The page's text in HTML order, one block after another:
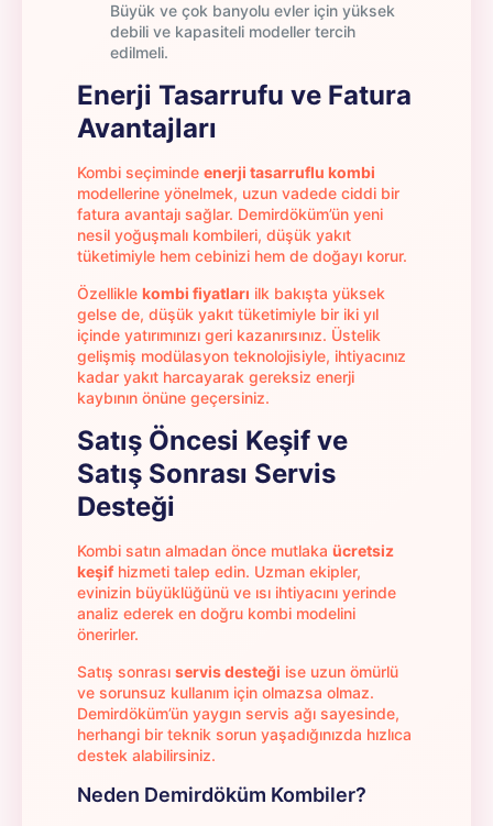
Büyük ve çok banyolu evler için yüksek
debili ve kapasiteli modeller tercih
edilmeli.
Enerji Tasarrufu ve Fatura
Avantajları
Kombi seçiminde enerji tasarruflu kombi
modellerine yönelmek, uzun vadede ciddi bir
fatura avantajı sağlar. Demirdöküm’ün yeni
nesil yoğuşmalı kombileri, düşük yakıt
tüketimiyle hem cebinizi hem de doğayı korur.
Özellikle kombi fiyatları ilk bakışta yüksek
gelse de, düşük yakıt tüketimiyle bir iki yıl
içinde yatırımınızı geri kazanırsınız. Üstelik
gelişmiş modülasyon teknolojisiyle, ihtiyacınız
kadar yakıt harcayarak gereksiz enerji
kaybının önüne geçersiniz.
Satış Öncesi Keşif ve
Satış Sonrası Servis
Desteği
Kombi satın almadan önce mutlaka ücretsiz
keşif hizmeti talep edin. Uzman ekipler,
evinizin büyüklüğünü ve ısı ihtiyacını yerinde
analiz ederek en doğru kombi modelini
önerirler.
Satış sonrası servis desteği ise uzun ömürlü
ve sorunsuz kullanım için olmazsa olmaz.
Demirdöküm’ün yaygın servis ağı sayesinde,
herhangi bir teknik sorun yaşadığınızda hızlıca
destek alabilirsiniz.
Neden Demirdöküm Kombiler?